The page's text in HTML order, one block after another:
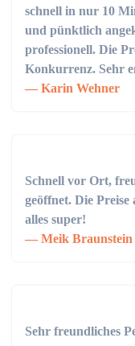
schnell in nur 10
und pünktlich
professionell. Die
Konkurrenz. Sehr
Karin Wehner
Schnell vor Ort,
geöffnet. Die Preise
alles super!
Meik Braunstein
Sehr freundliches